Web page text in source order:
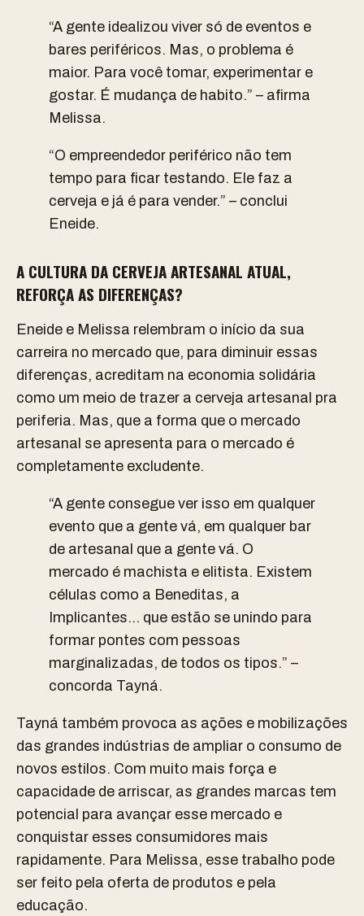
“A gente idealizou viver só de eventos e
bares periféricos. Mas, o problema é
maior. Para você tomar, experimentar e
gostar. É mudança de habito.” – afirma
Melissa.
“O empreendedor periférico não tem
tempo para ficar testando. Ele faz a
cerveja e já é para vender.” – conclui
Eneide.
A CULTURA DA CERVEJA ARTESANAL ATUAL,
REFORÇA AS DIFERENÇAS?
Eneide e Melissa relembram o início da sua
carreira no mercado que, para diminuir essas
diferenças, acreditam na economia solidária
como um meio de trazer a cerveja artesanal pra
periferia. Mas, que a forma que o mercado
artesanal se apresenta para o mercado é
completamente excludente.
“A gente consegue ver isso em qualquer
evento que a gente vá, em qualquer bar
de artesanal que a gente vá. O
mercado é machista e elitista. Existem
células como a Beneditas, a
Implicantes… que estão se unindo para
formar pontes com pessoas
marginalizadas, de todos os tipos.” –
concorda Tayná.
Tayná também provoca as ações e mobilizações
das grandes indústrias de ampliar o consumo de
novos estilos. Com muito mais força e
capacidade de arriscar, as grandes marcas tem
potencial para avançar esse mercado e
conquistar esses consumidores mais
rapidamente. Para Melissa, esse trabalho pode
ser feito pela oferta de produtos e pela
educação.